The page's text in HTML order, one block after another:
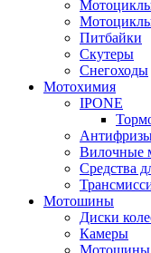
Питбайки
Скутеры
Снегоходы
Мотохимия
IPONE
Вилочные
Средства
Мотошины
Диски
Камеры
Мотошины